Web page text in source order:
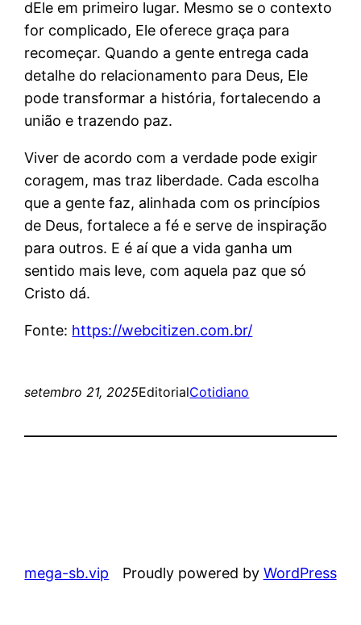
dEle em primeiro lugar. Mesmo se o contexto
for complicado, Ele oferece graça para
recomeçar. Quando a gente entrega cada
detalhe do relacionamento para Deus, Ele
pode transformar a história, fortalecendo a
união e trazendo paz.
Viver de acordo com a verdade pode exigir
coragem, mas traz liberdade. Cada escolha
que a gente faz, alinhada com os princípios
de Deus, fortalece a fé e serve de inspiração
para outros. E é aí que a vida ganha um
sentido mais leve, com aquela paz que só
Cristo dá.
Fonte: https://webcitizen.com.br/
setembro 21, 2025EditorialCotidiano
mega-sb.vip Proudly powered by WordPress